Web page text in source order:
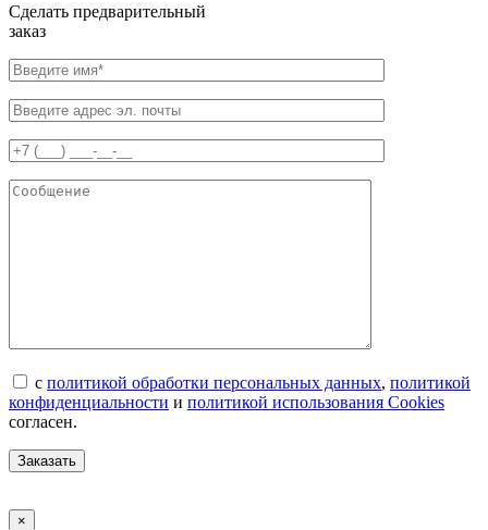
Сделать предварительный
заказ
с политикой обработки персональных данных, политикой
конфиденциальности и политикой использования Cookies
согласен.
×